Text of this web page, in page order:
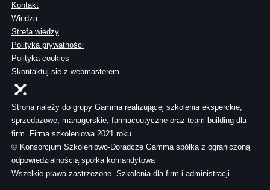
Kontakt
Wiedza
Strefa wiedzy
Polityka prywatności
Polityka cookies
Skontaktuj sie z webmasterem
Strona należy do grupy Gamma realizującej szkolenia eksperckie,
sprzedażowe, managerskie, farmaceutyczne oraz team building dla
firm. Firma szkoleniowa 2021 roku.
© Konsorcjum Szkoleniowo-Doradcze Gamma spółka z ograniczoną
odpowiedzialnością spółka komandytowa
Wszelkie prawa zastrzeżone. Szkolenia dla firm i administracji.